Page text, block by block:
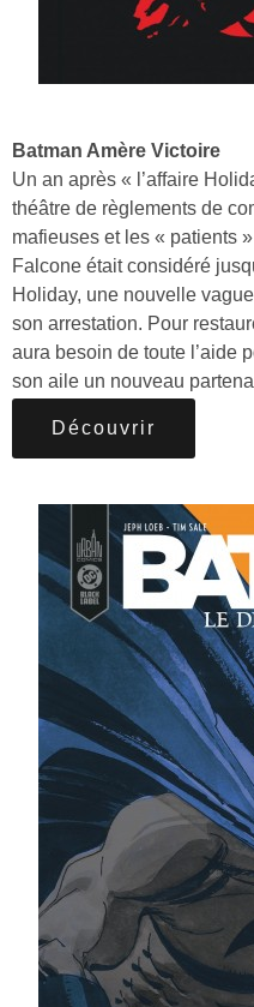
Batman Amère Victoire
Un an après « l’affaire
théâtre de règlements de
mafieuses et les « patients
Falcone était considéré
Holiday, une nouvelle
son arrestation. Pour
aura besoin de toute l’aide
son aile un nouveau
Découvrir